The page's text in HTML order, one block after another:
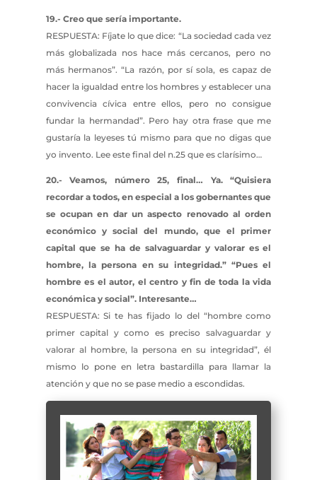
19.- Creo que sería importante.
RESPUESTA: Fíjate lo que dice: “La sociedad cada vez
más globalizada nos hace más cercanos, pero no
más hermanos”. “La razón, por sí sola, es capaz de
hacer la igualdad entre los hombres y establecer una
convivencia cívica entre ellos, pero no consigue
fundar la hermandad”. Pero hay otra frase que me
gustaría la leyeses tú mismo para que no digas que
yo invento. Lee este final del n.25 que es clarísimo…
20.- Veamos, número 25, final… Ya. “Quisiera
recordar a todos, en especial a los gobernantes que
se ocupan en dar un aspecto renovado al orden
económico y social del mundo, que el primer
capital que se ha de salvaguardar y valorar es el
hombre, la persona en su integridad.” “Pues el
hombre es el autor, el centro y fin de toda la vida
económica y social”. Interesante…
RESPUESTA: Si te has fijado lo del “hombre como
primer capital y como es preciso salvaguardar y
valorar al hombre, la persona en su integridad”, él
mismo lo pone en letra bastardilla para llamar la
atención y que no se pase medio a escondidas.